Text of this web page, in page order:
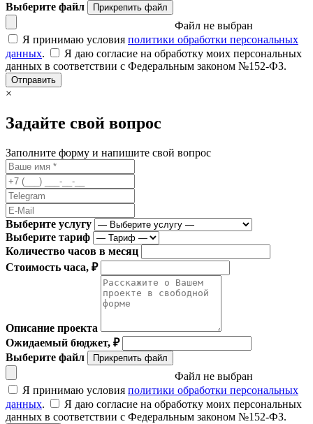
Выберите файл
Прикрепить файл
Файл не выбран
Я принимаю условия политики обработки персональных
данных.
Я даю согласие на обработку моих персональных
данных в соответствии с Федеральным законом №152-ФЗ.
Отправить
×
Задайте свой вопрос
Заполните форму и напишите свой вопрос
Выберите услугу
Выберите тариф
Количество часов в месяц
Стоимость часа, ₽
Описание проекта
Ожидаемый бюджет, ₽
Выберите файл
Прикрепить файл
Файл не выбран
Я принимаю условия политики обработки персональных
данных.
Я даю согласие на обработку моих персональных
данных в соответствии с Федеральным законом №152-ФЗ.